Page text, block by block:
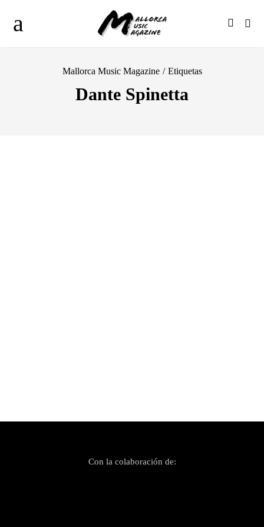
Mallorca Music Magazine / Etiquetas
Dante Spinetta
Con la colaboración de: